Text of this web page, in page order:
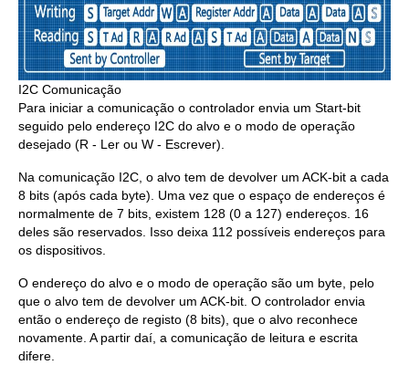
I2C Comunicação
Para iniciar a comunicação o controlador envia um Start-bit
seguido pelo endereço I2C do alvo e o modo de operação
desejado (R - Ler ou W - Escrever).
Na comunicação I2C, o alvo tem de devolver um ACK-bit a cada
8 bits (após cada byte). Uma vez que o espaço de endereços é
normalmente de 7 bits, existem 128 (0 a 127) endereços. 16
deles são reservados. Isso deixa 112 possíveis endereços para
os dispositivos.
O endereço do alvo e o modo de operação são um byte, pelo
que o alvo tem de devolver um ACK-bit. O controlador envia
então o endereço de registo (8 bits), que o alvo reconhece
novamente. A partir daí, a comunicação de leitura e escrita
difere.